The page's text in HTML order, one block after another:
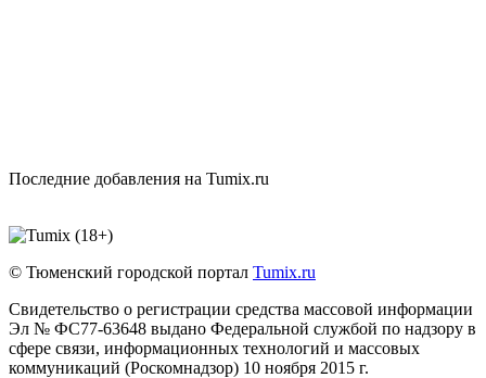
Последние добавления на Tumix.ru
© Тюменский городской портал Tumix.ru
Свидетельство о регистрации средства массовой информации
Эл № ФС77-63648 выдано Федеральной службой по надзору в
сфере связи, информационных технологий и массовых
коммуникаций (Роскомнадзор) 10 ноября 2015 г.